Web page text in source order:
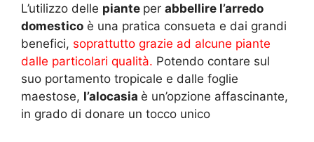
L’utilizzo delle piante per abbellire l’arredo
domestico è una pratica consueta e dai grandi
benefici, soprattutto grazie ad alcune piante
dalle particolari qualità. Potendo contare sul
suo portamento tropicale e dalle foglie
maestose, l’alocasia è un’opzione affascinante,
in grado di donare un tocco unico